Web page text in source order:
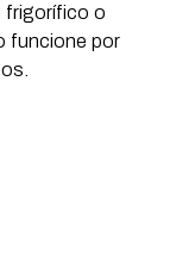
frigorífico o
funcione por